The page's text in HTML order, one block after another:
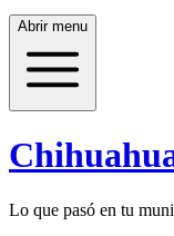
Abrir menu
Lo que pasó en tu